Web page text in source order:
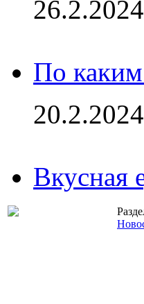
По
Вкусная